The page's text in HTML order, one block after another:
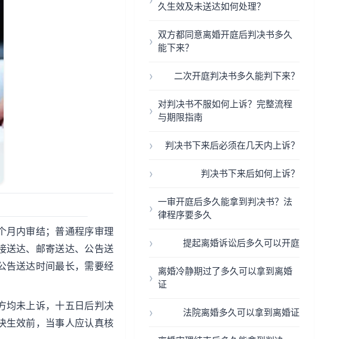
月内审结；普通程序审理
送达、邮寄送达、公告送
告送达时间最长，需要经
均未上诉，十五日后判决
生效前，当事人应认真核
久生效及未送达如何处理？
双方都同意离婚开庭后判决书多久
能下来？
二次开庭判决书多久能判下来？
对判决书不服如何上诉？完整流程
与期限指南
判决书下来后必须在几天内上诉？
判决书下来后如何上诉？
一审开庭后多久能拿到判决书？法
律程序要多久
提起离婚诉讼后多久可以开庭
离婚冷静期过了多久可以拿到离婚
证
法院离婚多久可以拿到离婚证